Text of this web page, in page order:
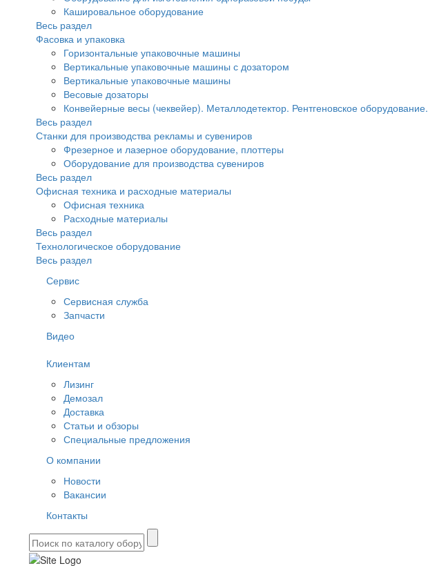
Кашировальное оборудование
Весь раздел
Фасовка и упаковка
Горизонтальные упаковочные машины
Вертикальные упаковочные машины с дозатором
Вертикальные упаковочные машины
Весовые дозаторы
Конвейерные весы (чеквейер). Металлодетектор. Рентгеновское оборудование.
Весь раздел
Станки для производства рекламы и сувениров
Фрезерное и лазерное оборудование, плоттеры
Оборудование для производства сувениров
Весь раздел
Офисная техника и расходные материалы
Офисная техника
Расходные материалы
Весь раздел
Технологическое оборудование
Весь раздел
Сервис
Сервисная служба
Запчасти
Видео
Клиентам
Лизинг
Демозал
Доставка
Статьи и обзоры
Специальные предложения
О компании
Новости
Вакансии
Контакты